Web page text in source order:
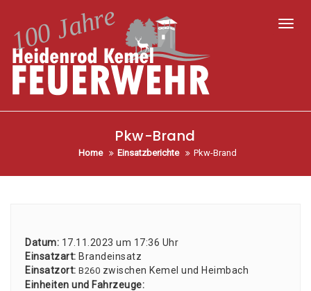
Pkw-Brand
Home Einsatzberichte Pkw-Brand
Datum: 17.11.2023 um 17:36 Uhr
Ein­satz­art: Brand­ein­satz
Ein­satz­ort: B260 zwi­schen Kemel und Heim­bach
Ein­hei­ten und Fahr­zeu­ge: